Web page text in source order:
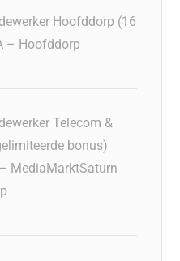
Hoofddorp (16
– Hoofddorp
Telecom &
bonus)
MediaMarktSaturn